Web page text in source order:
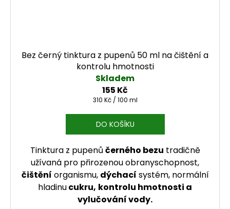
Bez černý tinktura z pupenů 50 ml na čištění a
kontrolu hmotnosti
Skladem
155 Kč
Měrná cena:
310 Kč / 100 ml
DO KOŠÍKU
Tinktura z pupenů černého bezu tradičně
užívaná pro přirozenou obranyschopnost,
čištění organismu, dýchací systém, normální
hladinucukru, kontrolu hmotnosti a
vylučování vody.